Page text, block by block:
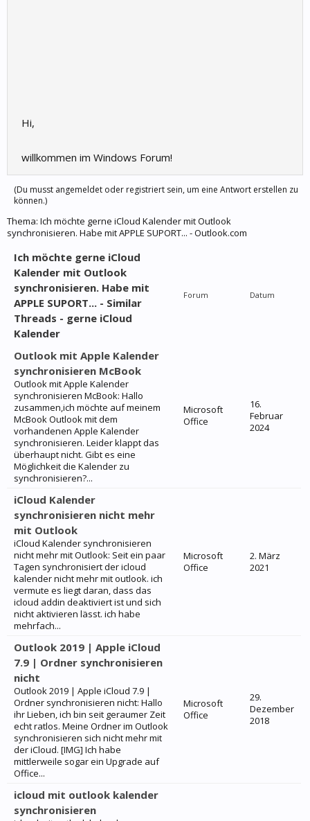
Hi,
willkommen im Windows Forum!
(Du musst angemeldet oder registriert sein, um eine Antwort erstellen zu
können.)
Thema: Ich möchte gerne iCloud Kalender mit Outlook
synchronisieren. Habe mit APPLE SUPORT... - Outlook.com
Ich möchte gerne iCloud
Kalender mit Outlook
synchronisieren. Habe mit
APPLE SUPORT... - Similar
Threads - gerne iCloud
Kalender
Forum Datum
Outlook mit Apple Kalender
synchronisieren McBook
Outlook mit Apple Kalender
synchronisieren McBook: Hallo
zusammen,ich möchte auf meinem
McBook Outlook mit dem
vorhandenen Apple Kalender
synchronisieren. Leider klappt das
überhaupt nicht. Gibt es eine
Möglichkeit die Kalender zu
synchronisieren?...
Microsoft
Office
16.
Februar
2024
iCloud Kalender
synchronisieren nicht mehr
mit Outlook
iCloud Kalender synchronisieren
nicht mehr mit Outlook: Seit ein paar
Tagen synchronisiert der icloud
kalender nicht mehr mit outlook. ich
vermute es liegt daran, dass das
icloud addin deaktiviert ist und sich
nicht aktivieren lässt. ich habe
mehrfach...
Microsoft
Office
2. März
2021
Outlook 2019 | Apple iCloud
7.9 | Ordner synchronisieren
nicht
Outlook 2019 | Apple iCloud 7.9 |
Ordner synchronisieren nicht: Hallo
ihr Lieben, ich bin seit geraumer Zeit
echt ratlos. Meine Ordner im Outlook
synchronisieren sich nicht mehr mit
der iCloud. [IMG] Ich habe
mittlerweile sogar ein Upgrade auf
Office...
Microsoft
Office
29.
Dezember
2018
icloud mit outlook kalender
synchronisieren